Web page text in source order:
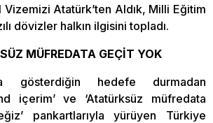
Atatürk’ten Aldık, Milli Eğitim
dövizler halkın ilgisini topladı.
MÜFREDATA GEÇİT YOK
gösterdiğin hedefe durmadan
içerim’ ve ‘Atatürksüz müfredata
pankartlarıyla yürüyen Türkiye